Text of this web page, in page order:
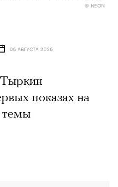
© NEON
06 АВГУСТА 2026
показах на
темы